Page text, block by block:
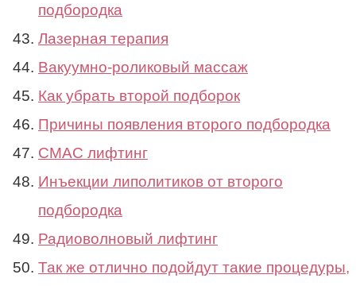
подбородка
Лазерная терапия
Вакуумно-роликовый массаж
Как убрать второй подборок
Причины появления второго подбородка
СМАС лифтинг
Инъекции липолитиков от второго
подбородка
Радиоволновый лифтинг
Так же отлично подойдут такие процедуры,